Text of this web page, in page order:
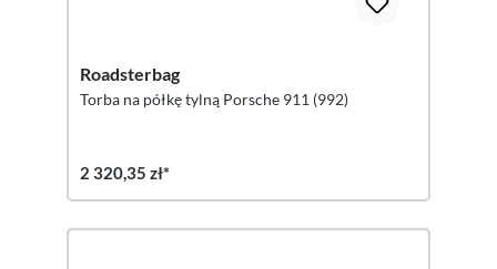
Roadsterbag
Torba na półkę tylną Porsche 911 (992)
2 320,35 zł*